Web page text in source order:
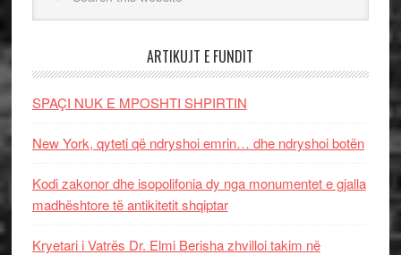
ARTIKUJT E FUNDIT
SPAÇI NUK E MPOSHTI SHPIRTIN
New York, qyteti që ndryshoi emrin… dhe ndryshoi botën
Kodi zakonor dhe isopolifonia dy nga monumentet e gjalla
madhështore të antikitetit shqiptar
Kryetari i Vatrës Dr. Elmi Berisha zhvilloi takim në